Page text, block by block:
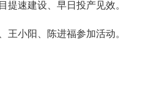
提速建设、早日投产见效。
小阳、陈进福参加活动。